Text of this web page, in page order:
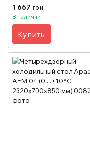
...+10°C, 1420х700х850 мм)
1 667 грн
В наличии
Купить